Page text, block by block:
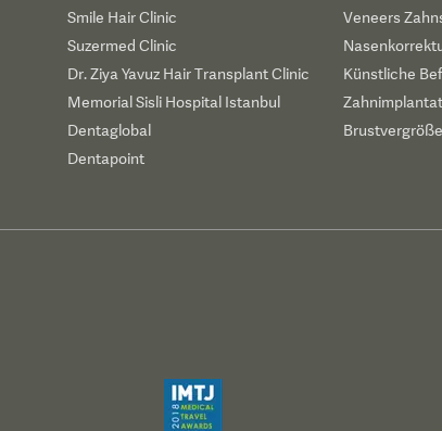
Smile Hair Clinic
Suzermed Clinic
Dr. Ziya Yavuz Hair Transplant Clinic
Memorial Sisli Hospital Istanbul
Dentaglobal
Dentapoint
Veneers
Künstliche
Zahnimplantat